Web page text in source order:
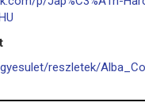
reszletek/